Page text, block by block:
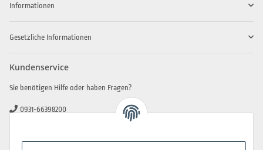
Informationen
Gesetzliche Informationen
Kundenservice
Sie benötigen Hilfe oder haben Fragen?
0931-66398200
info@beamerlampe-guenstiger.de